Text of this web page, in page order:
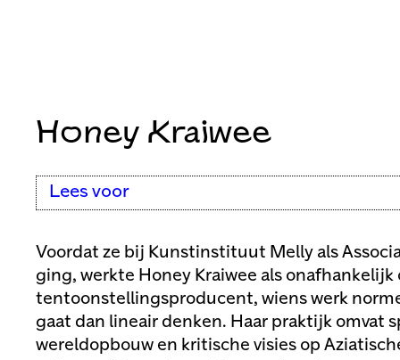
Honey Kraiwee
Lees voor
Voordat ze bij Kunstinstituut Melly als
ging, werkte Honey Kraiwee als onafhankelijk
tentoonstellingsproducent, wiens werk
gaat dan lineair denken. Haar praktijk omvat
wereldopbouw en kritische visies op